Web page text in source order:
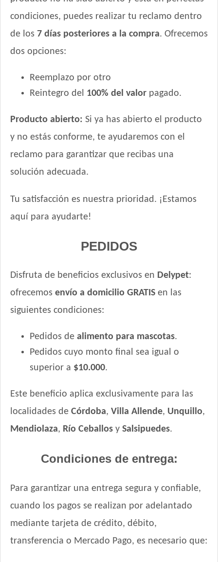
Zimpi Perro Adulto
condiciones, puedes realizar tu reclamo dentro
de los 7 días posteriores a la compra. Ofrecemos
dos opciones:
Reemplazo por otro
Reintegro del 100% del valor pagado.
Producto abierto: Si ya has abierto el producto
y no estás conforme, te ayudaremos con el
reclamo para garantizar que recibas una
solución adecuada.
Tu satisfacción es nuestra prioridad. ¡Estamos
aquí para ayudarte!
PEDIDOS
Disfruta de beneficios exclusivos en Delypet:
ofrecemos envío a domicilio GRATIS en las
siguientes condiciones:
Pedidos de alimento para mascotas.
Pedidos cuyo monto final sea igual o
superior a $10.000.
Este beneficio aplica exclusivamente para las
localidades de Córdoba, Villa Allende, Unquillo,
Mendiolaza, Río Ceballos y Salsipuedes.
Condiciones de entrega:
Para garantizar una entrega segura y confiable,
cuando los pagos se realizan por adelantado
mediante tarjeta de crédito, débito,
transferencia o Mercado Pago, es necesario que: